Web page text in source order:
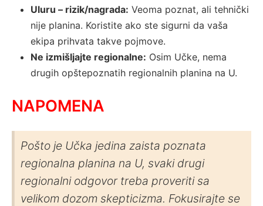
Uluru – rizik/nagrada: Veoma poznat, ali tehnički
nije planina. Koristite ako ste sigurni da vaša
ekipa prihvata takve pojmove.
Ne izmišljajte regionalne: Osim Učke, nema
drugih opštepoznatih regionalnih planina na U.
NAPOMENA
Pošto je Učka jedina zaista poznata
regionalna planina na U, svaki drugi
regionalni odgovor treba proveriti sa
velikom dozom skepticizma. Fokusirajte se